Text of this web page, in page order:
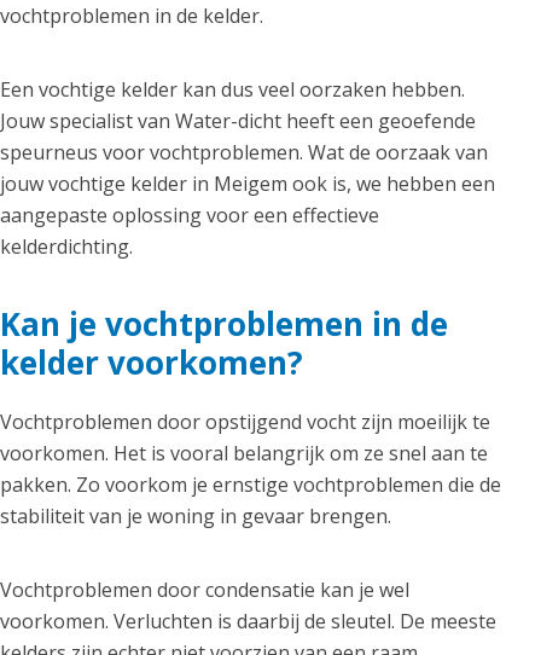
vochtproblemen in de kelder.
Een vochtige kelder kan dus veel oorzaken hebben.
Jouw specialist van Water-dicht heeft een geoefende
speurneus voor vochtproblemen. Wat de oorzaak van
jouw vochtige kelder in Meigem ook is, we hebben een
aangepaste oplossing voor een effectieve
kelderdichting.
Kan je vochtproblemen in de
kelder voorkomen?
Vochtproblemen door opstijgend vocht zijn moeilijk te
voorkomen. Het is vooral belangrijk om ze snel aan te
pakken. Zo voorkom je ernstige vochtproblemen die de
stabiliteit van je woning in gevaar brengen.
Vochtproblemen door condensatie kan je wel
voorkomen. Verluchten is daarbij de sleutel. De meeste